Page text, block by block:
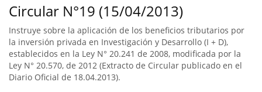
Circular N°19 (15/04/2013)
Instruye sobre la aplicación de los beneficios tributarios por
la inversión privada en Investigación y Desarrollo (I + D),
establecidos en la Ley N° 20.241 de 2008, modificada por la
Ley N° 20.570, de 2012 (Extracto de Circular publicado en el
Diario Oficial de 18.04.2013).